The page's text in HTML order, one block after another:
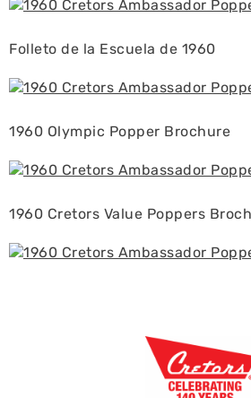
Folleto de la Escuela de 1960
1960 Olympic Popper Brochure
1960 Cretors Value Poppers